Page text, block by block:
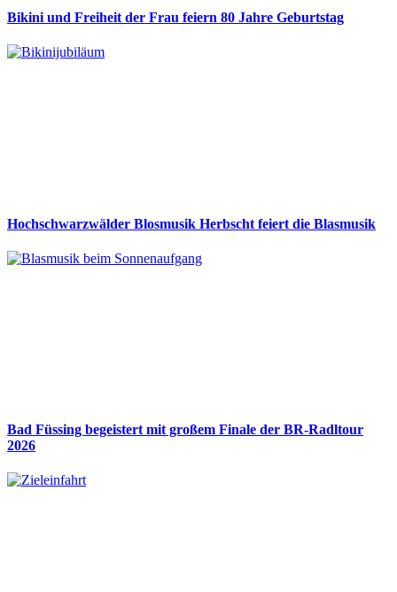
Bikini und Freiheit der Frau feiern 80 Jahre Geburtstag
Hochschwarzwälder Blosmusik Herbscht feiert die Blasmusik
Bad Füssing begeistert mit großem Finale der BR-Radltour
2026